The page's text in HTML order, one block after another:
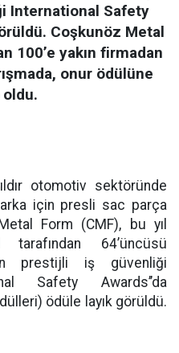
International Safety
Coşkunöz Metal
100’e yakın firmadan
onur ödülüne
otomotiv sektöründe
için presli sac parça
Form (CMF), bu yıl
64’üncüsü
prestijli iş güvenliği
Safety Awards’’da
ödüle layık görüldü.